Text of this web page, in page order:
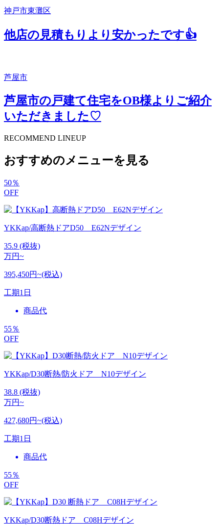
神戸市東灘区
他店の見積もりより安かったです👍
芦屋市
芦屋市の戸建て住宅をOB様よりご紹介
いただきました♡
RECOMMEND LINEUP
おすすめのメニューを見る
50％
OFF
YKKap/高断熱ドアD50 E62Nデザイン
35.9 (税抜)
万円~
395,450円~(税込)
工期1日
商品代
55％
OFF
YKKap/D30断熱/防火ドア N10デザイン
38.8 (税抜)
万円~
427,680円~(税込)
工期1日
商品代
55％
OFF
YKKap/D30断熱ドア C08Hデザイン